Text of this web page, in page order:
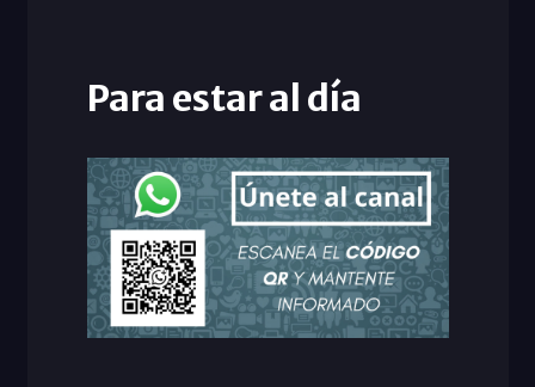
Para estar al día